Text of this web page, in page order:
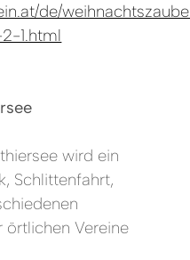
de/
1.html
wird ein
Schlittenfahrt,
örtlichen Vereine